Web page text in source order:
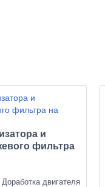
и
фильтра
Доработка двигателя